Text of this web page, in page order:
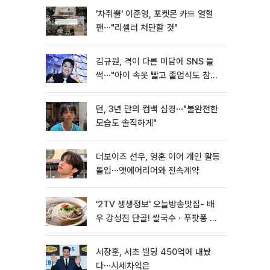
'차쥐뿔' 이준영, 포켓몬 카드 열혈
팬⋯"리셀러 처단할 것"
김규원, 격이 다른 미담에 SNS 들
썩⋯"아이 속옷 빨고 졸업식도 참
던, 3년 만의 컴백 심경⋯"불완전한
모습도 솔직하게"
더보이즈 선우, 영훈 이어 개인 활동
돌입⋯앳에어리어와 전속계약
'2TV 생생정보' 오늘방송맛집- 배
우 강성진 단골! 쌀국수ㆍ푸팟퐁 커
서장훈, 서초 빌딩 450억에 내놨
다⋯시세차익은